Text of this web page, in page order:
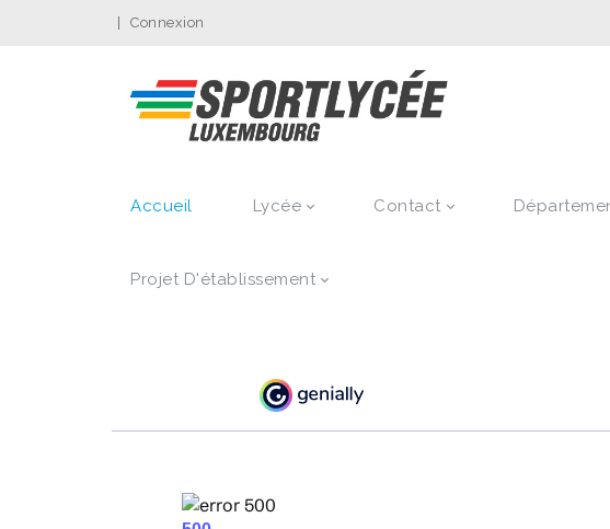
Connexion
Accueil Lycée Contact
Projet D'établissement